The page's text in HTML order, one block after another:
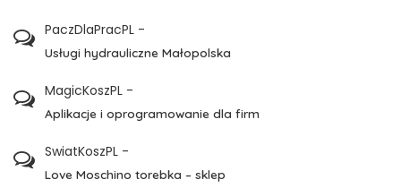
PaczDlaPracPL -
Usługi hydrauliczne Małopolska
MagicKoszPL -
Aplikacje i oprogramowanie dla firm
SwiatKoszPL -
Love Moschino torebka – sklep